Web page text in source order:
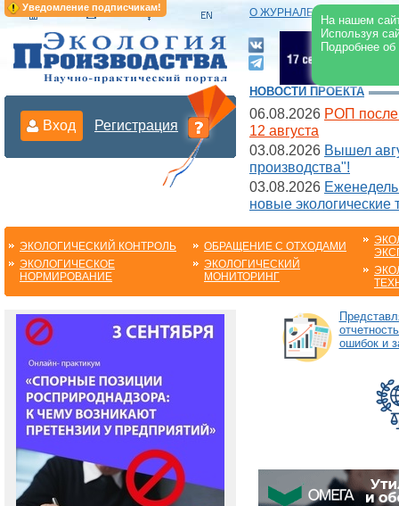
Уведомление подписчикам!
На нашем
Используя
Подробнее
О ЖУРНАЛЕ |
Вход Регистрация
НОВОСТИ ПРОЕКТА
06.08.2026 РОП после
12 августа
03.08.2026 Вышел
производства"!
03.08.2026
новые экологические
ЭКОЛОГИЧЕСКИЙ КОНТРОЛЬ
ЭКОЛОГИЧЕСКОЕ
НОРМИРОВАНИЕ
ОБРАЩЕНИЕ С ОТХОДАМИ
ЭКОЛОГИЧЕСКИЙ
МОНИТОРИНГ
ошибок и